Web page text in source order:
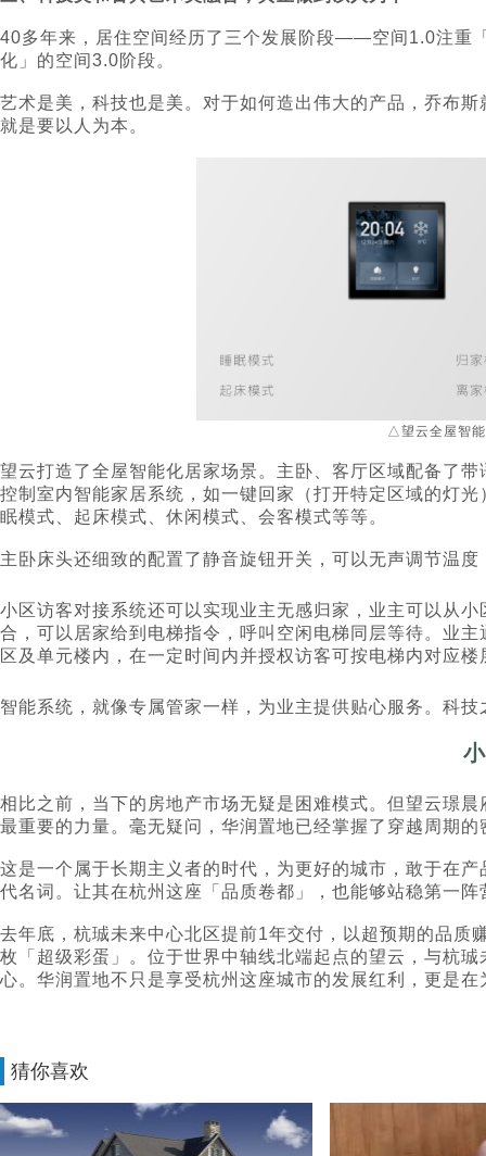
40多年来，居住空间经历了三个发展阶段——空间1.0注重
化」的空间3.0阶段。
艺术是美，科技也是美。对于如何造出伟大的产品，乔布
就是要以人为本。
△望云全屋智
望云打造了全屋智能化居家场景。主卧、客厅区域配备了
控制室内智能家居系统，如一键回家（打开特定区域的灯
眠模式、起床模式、休闲模式、会客模式等等。
主卧床头还细致的配置了静音旋钮开关，可以无声调节温
小区访客对接系统还可以实现业主无感归家，业主可以从
合，可以居家给到电梯指令，呼叫空闲电梯同层等待。业
区及单元楼内，在一定时间内并授权访客可按电梯内对应楼
智能系统，就像专属管家一样，为业主提供贴心服务。科
相比之前，当下的房地产市场无疑是困难模式。但望云璟
最重要的力量。毫无疑问，华润置地已经掌握了穿越周期的
这是一个属于长期主义者的时代，为更好的城市，敢于在
代名词。让其在杭州这座「品质卷都」，也能够站稳第一阵
去年底，杭珹未来中心北区提前1年交付，以超预期的品质
枚「超级彩蛋」。位于世界中轴线北端起点的望云，与杭
心。华润置地不只是享受杭州这座城市的发展红利，更是
猜你喜欢